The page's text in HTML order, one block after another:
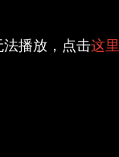
播放，点击这里